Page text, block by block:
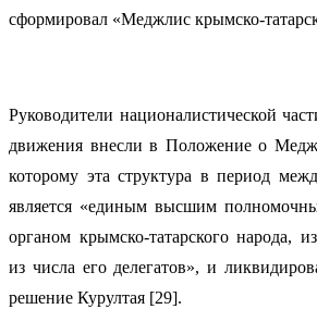
сформировал «Меджлис крымско-
Руководители националистической
движения внесли в Положение о
которому эта структура в период
является «единым высшим
органом крымско-татарского народа,
из числа его делегатов», и
решение Курултая [29].